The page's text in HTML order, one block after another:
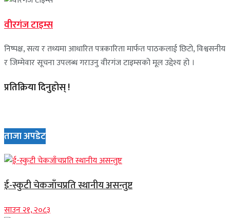
वीरगंज टाइम्स
निष्पक्ष, सत्य र तथ्यमा आधारित पत्रकारिता मार्फत पाठकलाई छिटो, विश्वसनीय
र जिम्मेवार सूचना उपलब्ध गराउनु वीरगंज टाइम्सको मूल उद्देश्य हो ।
प्रतिक्रिया दिनुहोस् !
ताजा अपडेट
ई-स्कुटी चेकजाँचप्रति स्थानीय असन्तुष्ट
साउन २१, २०८३